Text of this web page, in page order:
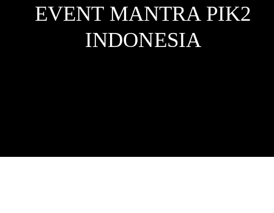
EVENT MANTRA PIK2
INDONESIA